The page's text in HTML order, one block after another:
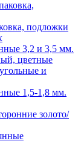
подложки
3,2 и 3,5 мм.
цветные
и
1,5-1,8 мм.
золото/